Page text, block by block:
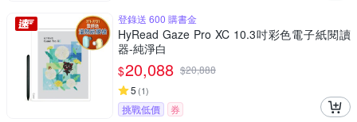
登錄送 600 購書金
HyRead Gaze Pro XC 10.3吋彩色電子紙閱讀
器-純淨白
$20,088 $20,888
5 (1)
挑戰低價
券